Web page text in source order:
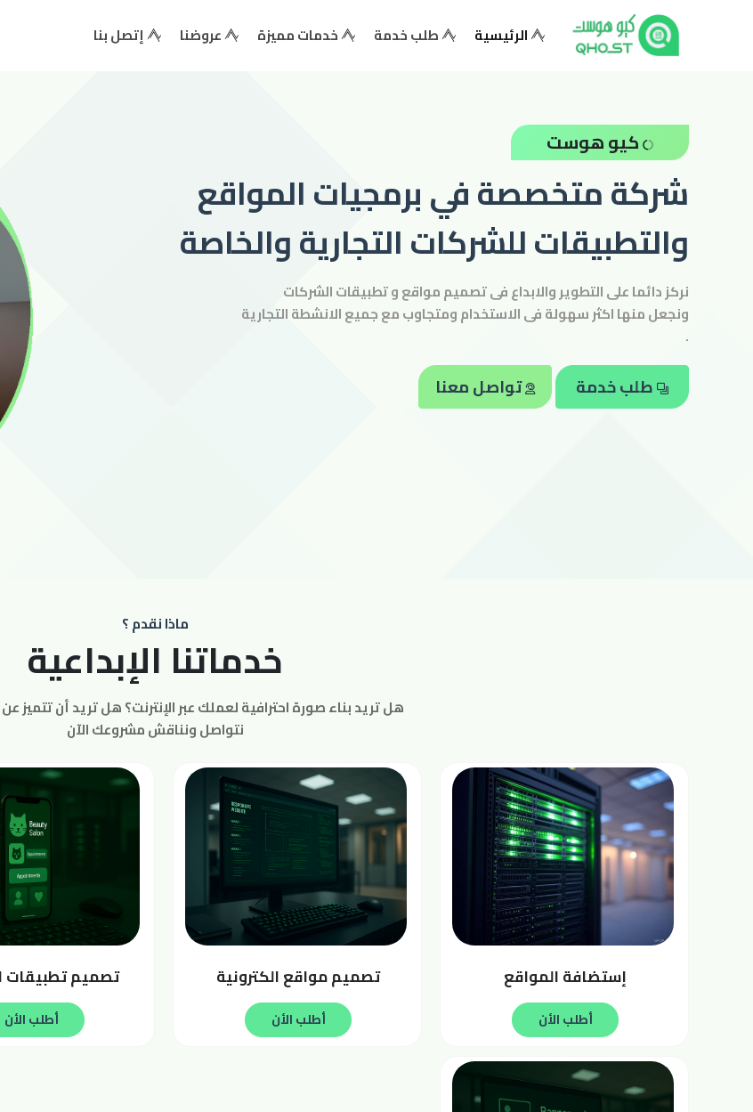
تسجيل
خدمات
مميزة
الرئيسية طلب خدمة خدمات مميزة عروضنا إتصل بنا
كيو هوست
شركة متخصصة في برمجيات المواقع
والتطبيقات للشركات التجارية والخاصة
نركز دائما على التطوير والابداع فى تصميم مواقع و تطبيقات الشركات
ونجعل منها اكثر سهولة فى الاستخدام ومتجاوب مع جميع الانشطة التجارية
.
طلب خدمة تواصل معنا
ماذا نقدم ؟
خدماتنا الإبداعية
هل تريد بناء صورة احترافية لعملك عبر الإنترنت؟ هل تريد أن تتميز
نتواصل ونناقش مشروعك الآن
إستضافة المواقع
أطلب الأن
تصميم مواقع الكترونية
أطلب الأن
تصميم تطبيقات
أطلب الأن